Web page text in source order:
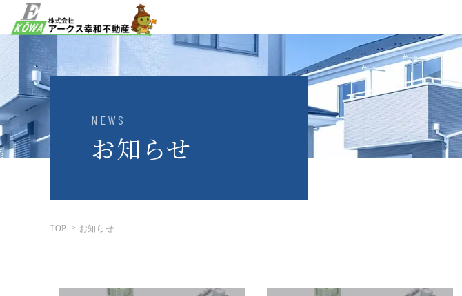
NEWS
お知らせ
TOP お知らせ